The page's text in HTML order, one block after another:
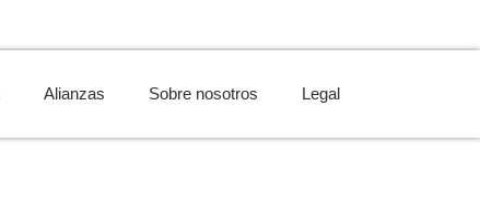
Alianzas Sobre nosotros Legal